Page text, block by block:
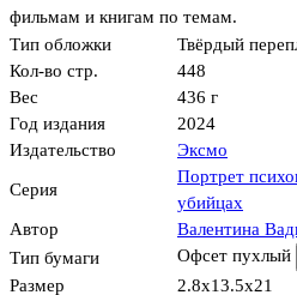
фильмам и книгам по темам.
Тип обложки
Твёрдый
Кол-во стр.
448
Вес
436 г
Год издания
2024
Издательство
Эксмо
Серия
Портрет
убийцах
Автор
Валентина
Тип бумаги
Офсет пухлый
Размер
2.8x13.5x21